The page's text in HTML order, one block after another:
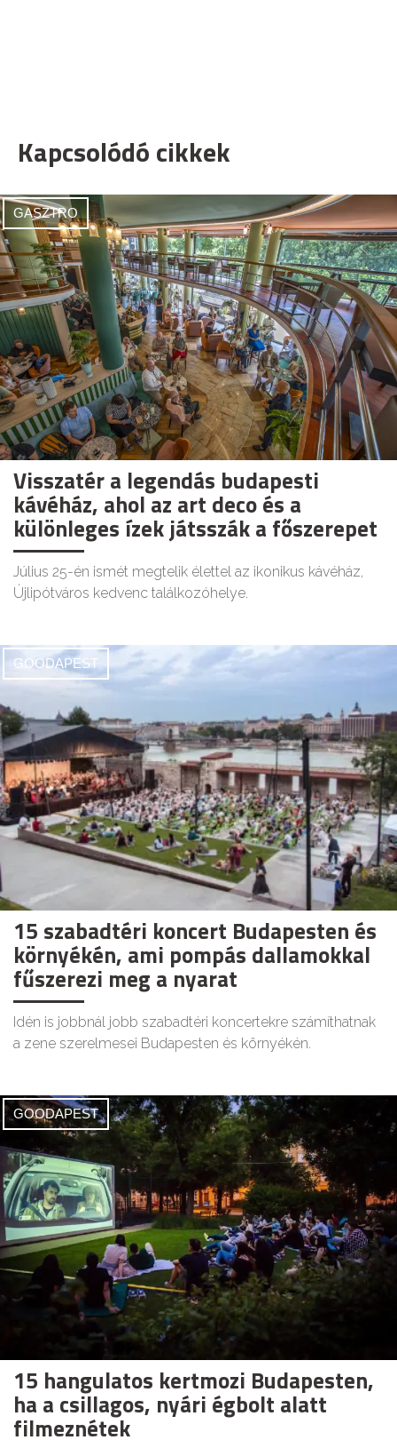
Kapcsolódó cikkek
GASZTRO
Visszatér a legendás budapesti
kávéház, ahol az art deco és a
különleges ízek játsszák a főszerepet
Július 25-én ismét megtelik élettel az ikonikus kávéház,
Újlipótváros kedvenc találkozóhelye.
GOODAPEST
15 szabadtéri koncert Budapesten és
környékén, ami pompás dallamokkal
fűszerezi meg a nyarat
Idén is jobbnál jobb szabadtéri koncertekre számíthatnak
a zene szerelmesei Budapesten és környékén.
GOODAPEST
15 hangulatos kertmozi Budapesten,
ha a csillagos, nyári égbolt alatt
filmeznétek